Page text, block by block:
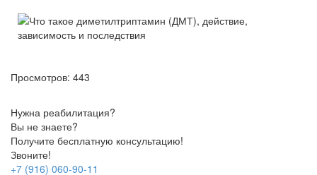
Просмотров: 443
Нужна реабилитация?
Вы не знаете?
Получите бесплатную консультацию!
Звоните!
+7 (916) 060-90-11